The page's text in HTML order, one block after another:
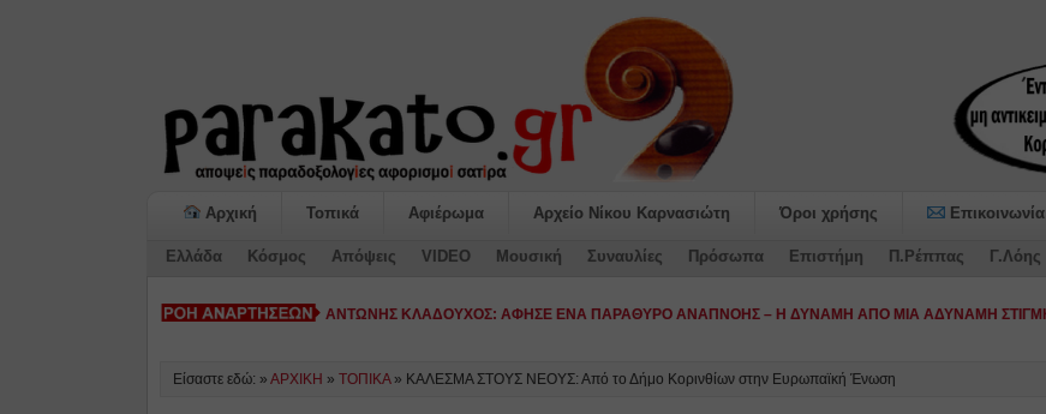
Αρχική Τοπικά Αφιέρωμα Αρχείο Νίκου Καρνασιώτη Όροι χρήσης Επικοινωνία
Ελλάδα Κόσμος Απόψεις VIDEO Μουσική Συναυλίες Πρόσωπα Επιστήμη Π.Ρέππας Γ.Λόης
ΚΙΑΤΟ: Η «ΕΠΟ-
Είσαστε εδώ: » ΑΡΧΙΚΗ » ΤΟΠΙΚΑ» ΚΑΛΕΣΜΑ ΣΤΟΥΣ ΝΕΟΥΣ: Από το Δήμο Κορινθίων στην Ευρωπαϊκή Ένωση